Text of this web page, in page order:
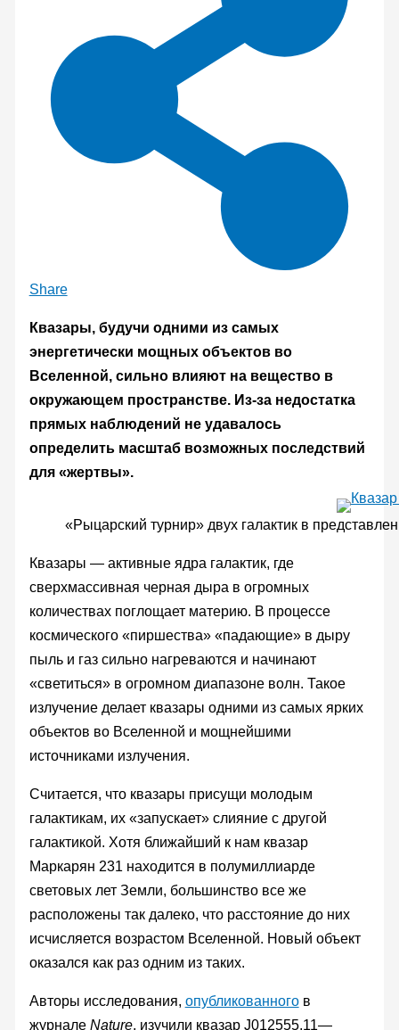
Share
Квазары, будучи одними из самых
энергетически мощных объектов во
Вселенной, сильно влияют на вещество в
окружающем пространстве. Из-за недостатка
прямых наблюдений не удавалось
определить масштаб возможных последствий
для «жертвы».
«Рыцарский турнир» двух галактик в
Квазары — активные ядра галактик, где
сверхмассивная черная дыра в огромных
количествах поглощает материю. В процессе
космического «пиршества» «падающие» в дыру
пыль и газ сильно нагреваются и начинают
«светиться» в огромном диапазоне волн. Такое
излучение делает квазары одними из самых ярких
объектов во Вселенной и мощнейшими
источниками излучения.
Считается, что квазары присущи молодым
галактикам, их «запускает» слияние с другой
галактикой. Хотя ближайший к нам квазар
Маркарян 231 находится в полумиллиарде
световых лет Земли, большинство все же
расположены так далеко, что расстояние до них
исчисляется возрастом Вселенной. Новый объект
оказался как раз одним из таких.
Авторы исследования, опубликованногов
журнале Nature, изучили квазар J012555.11—